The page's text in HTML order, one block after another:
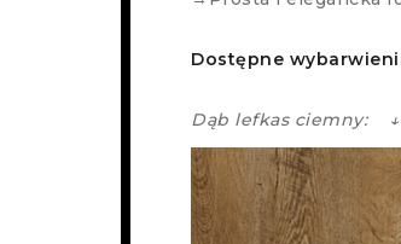
Dostępne
Dąb lefkas ciemny: ↓